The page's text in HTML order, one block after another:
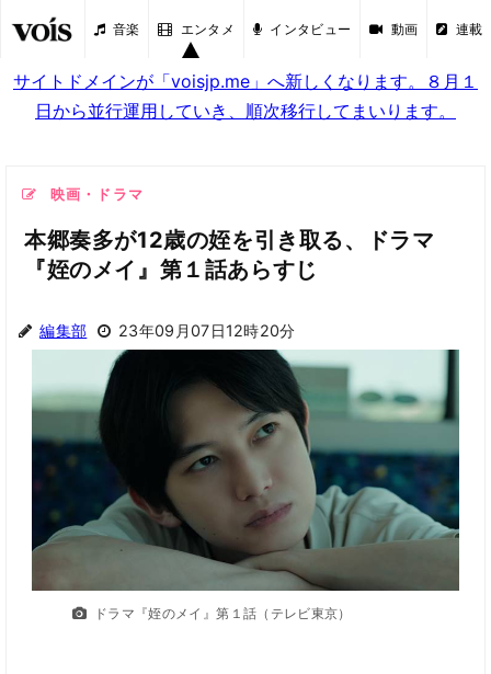
音楽 エンタメ インタビュー 動画 連載
サイトドメインが「voisjp.me」へ新しくなります。８月１
日から並行運用していき、順次移行してまいります。
映画・ドラマ
本郷奏多が12歳の姪を引き取る、ドラマ
『姪のメイ』第１話あらすじ
編集部 23年09月07日12時20分
ドラマ『姪のメイ』第１話（テレビ東京）